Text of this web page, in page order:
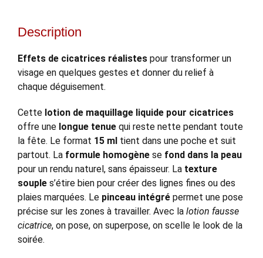
Description
Effets de cicatrices réalistes pour transformer un
visage en quelques gestes et donner du relief à
chaque déguisement.
Cette lotion de maquillage liquide pour cicatrices
offre une longue tenue qui reste nette pendant toute
la fête. Le format 15 ml tient dans une poche et suit
partout. La formule homogène se fond dans la peau
pour un rendu naturel, sans épaisseur. La texture
souple s’étire bien pour créer des lignes fines ou des
plaies marquées. Le pinceau intégré permet une pose
précise sur les zones à travailler. Avec la lotion fausse
cicatrice, on pose, on superpose, on scelle le look de la
soirée.